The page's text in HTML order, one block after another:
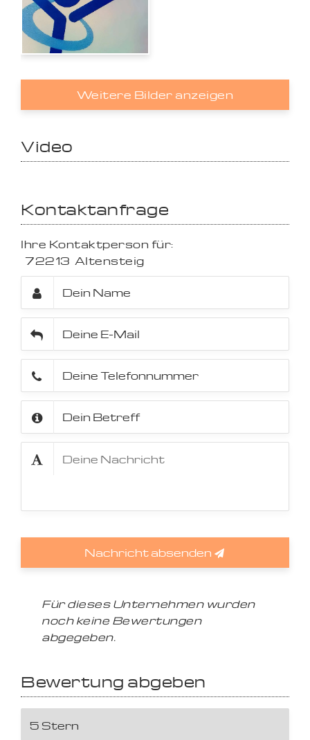
Weitere Bilder anzeigen
Video
Kontaktanfrage
Ihre Kontaktperson für:
72213 Altensteig
Nachricht absenden
Für dieses Unternehmen wurden
noch keine Bewertungen
abgegeben.
Bewertung abgeben